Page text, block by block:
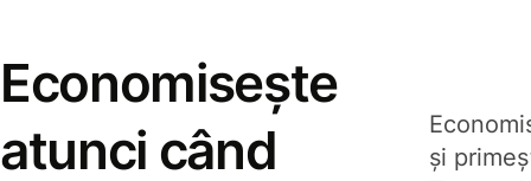
Economisește
atunci când
și